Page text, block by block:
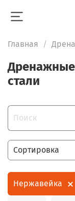
Главная
стали
Нержавейка